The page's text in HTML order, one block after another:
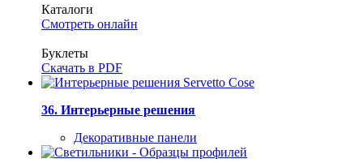
Каталоги
Смотреть онлайн
Буклеты
Скачать в PDF
36. Интерьерные решения
Декоративные панели